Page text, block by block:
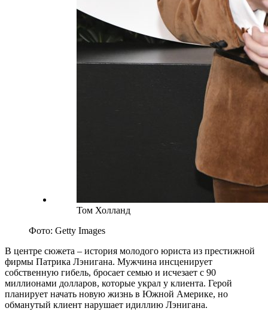
Том Холланд
Фото: Getty Images
В центре сюжета – история молодого юриста из престижной
фирмы Патрика Лэнигана. Мужчина инсценирует
собственную гибель, бросает семью и исчезает с 90
миллионами долларов, которые украл у клиента. Герой
планирует начать новую жизнь в Южной Америке, но
обманутый клиент нарушает идиллию Лэнигана.